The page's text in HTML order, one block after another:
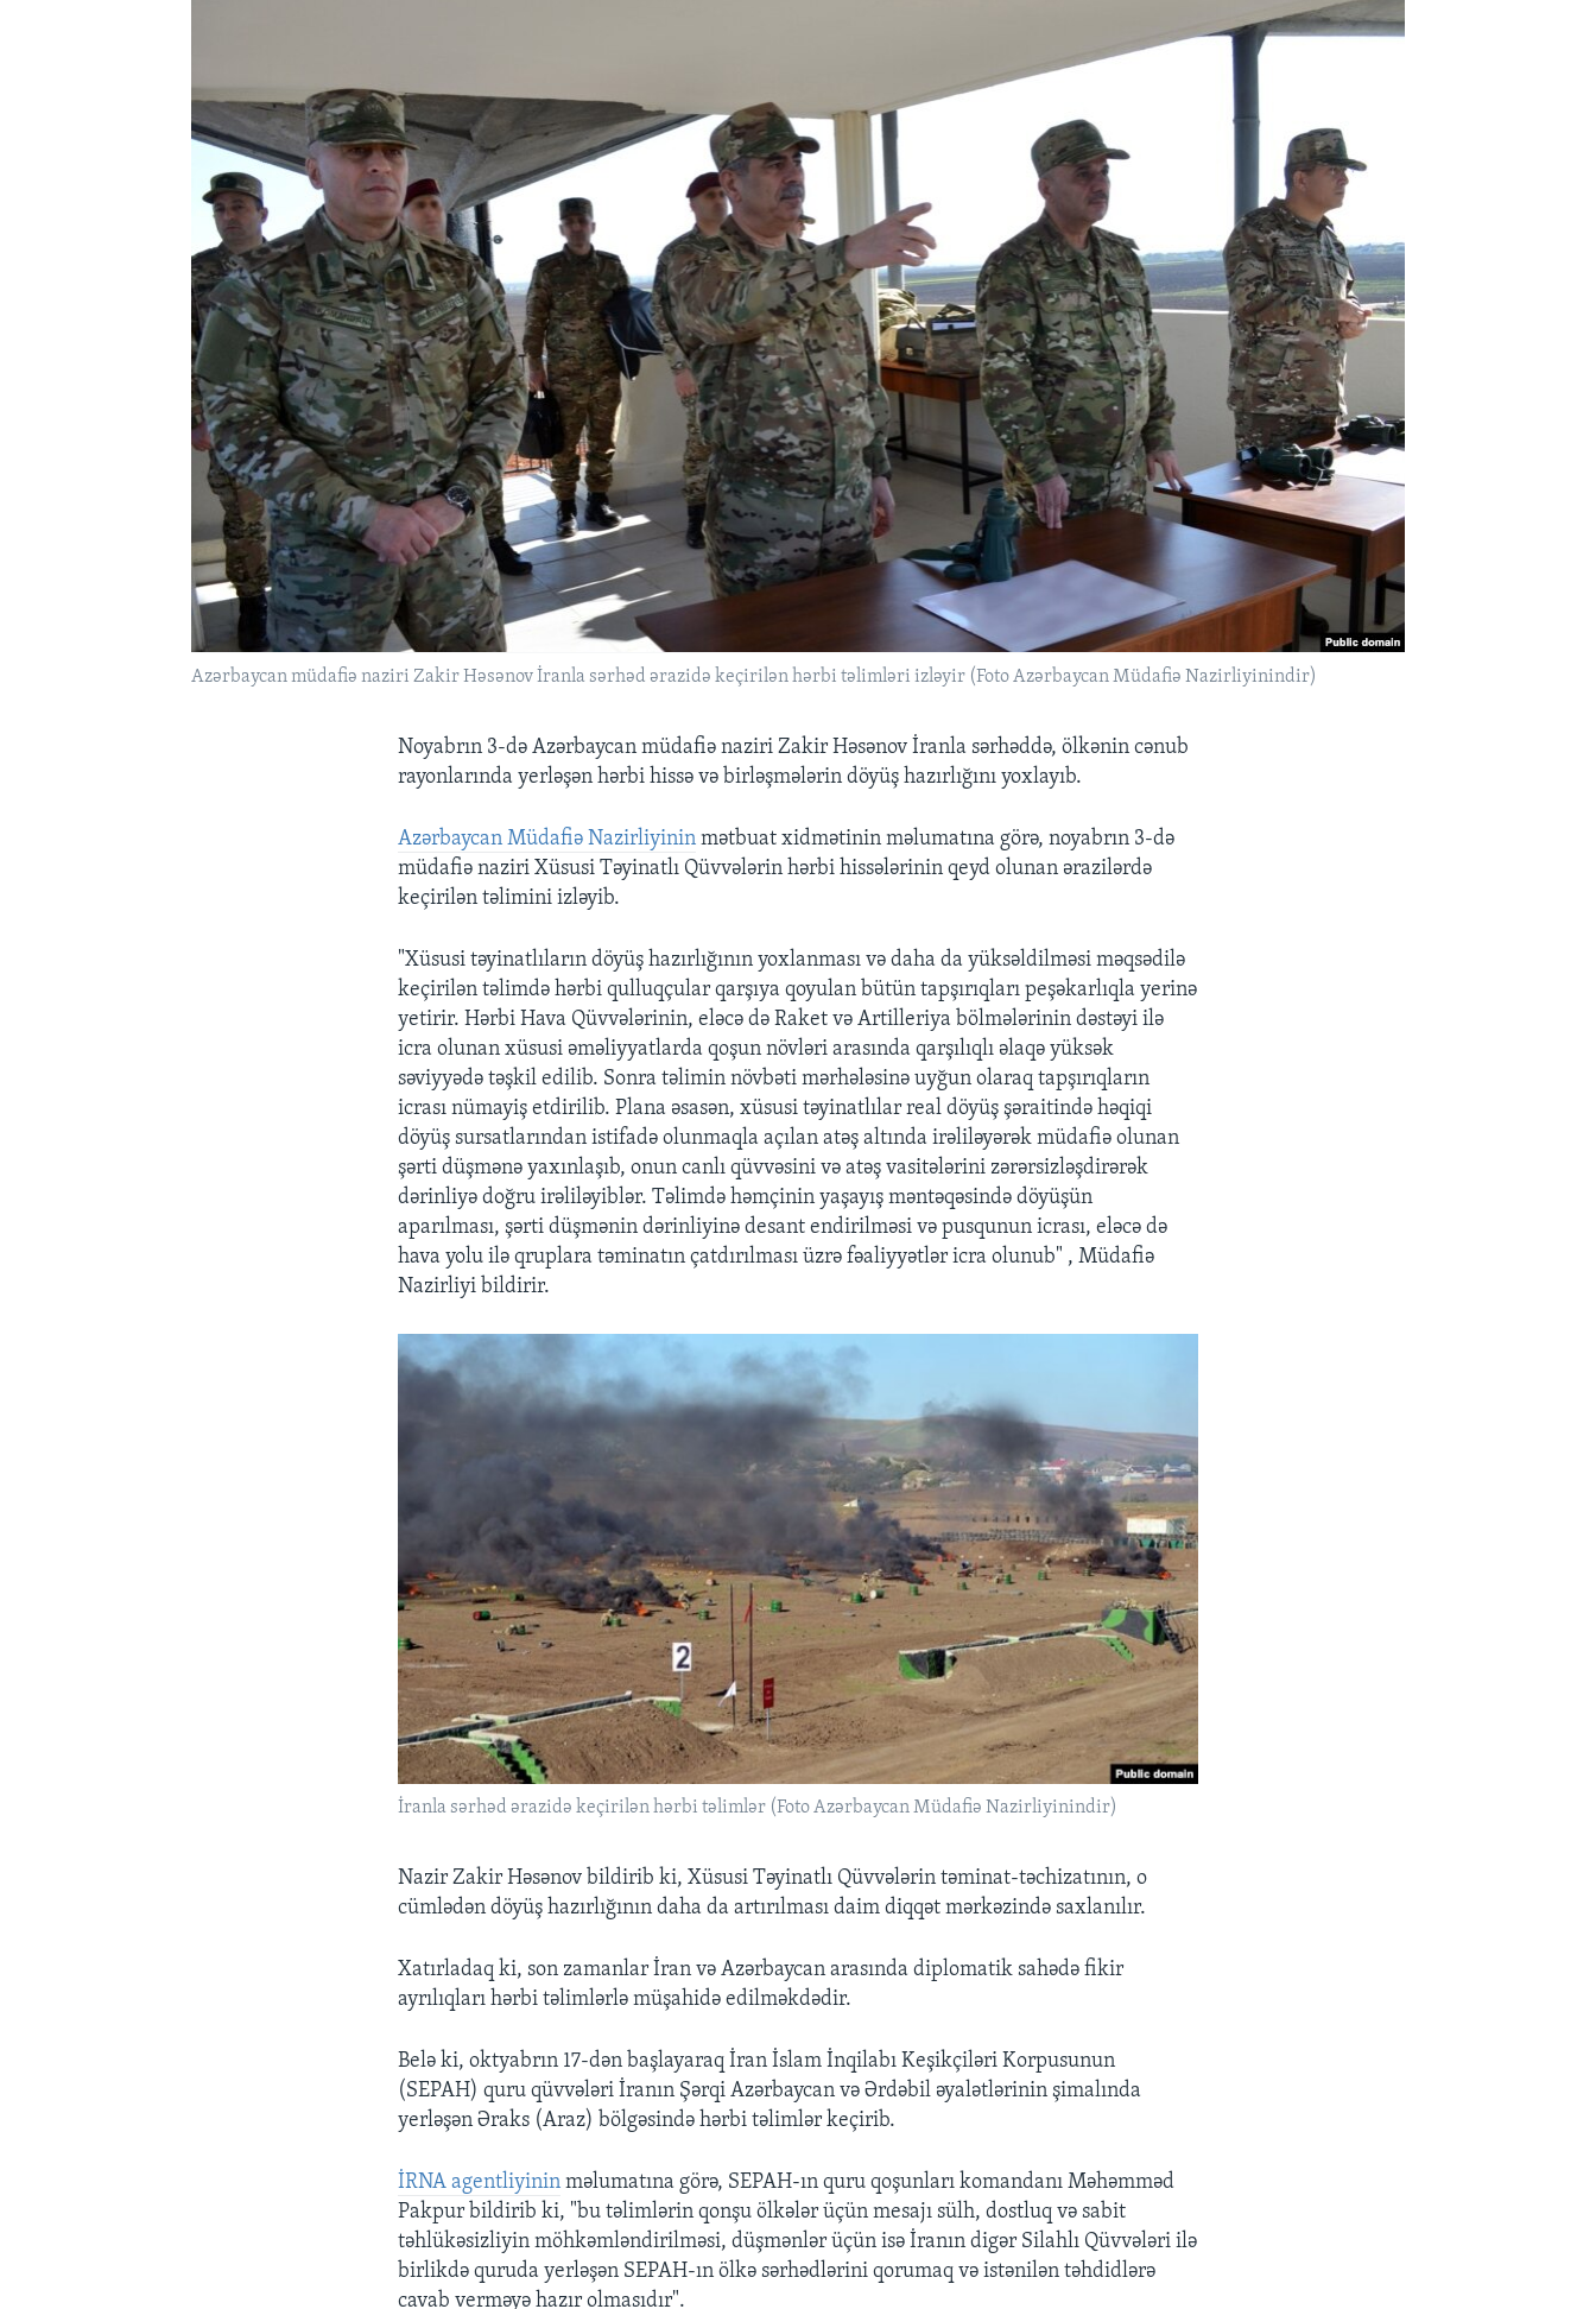
Azərbaycan müdafiə naziri Zakir Həsənov İranla sərhəd ərazidə keçirilən hərbi təlimləri izləyir (Foto Azərbaycan Müdafiə Nazirliyinindir)
Noyabrın 3-də Azərbaycan müdafiə naziri Zakir Həsənov İranla sərhəddə, ölkənin cənub
rayonlarında yerləşən hərbi hissə və birləşmələrin döyüş hazırlığını yoxlayıb.
Azərbaycan Müdafiə Nazirliyinin mətbuat xidmətinin məlumatına görə, noyabrın 3-də
müdafiə naziri Xüsusi Təyinatlı Qüvvələrin hərbi hissələrinin qeyd olunan ərazilərdə
keçirilən təlimini izləyib.
"Xüsusi təyinatlıların döyüş hazırlığının yoxlanması və daha da yüksəldilməsi məqsədilə
keçirilən təlimdə hərbi qulluqçular qarşıya qoyulan bütün tapşırıqları peşəkarlıqla yerinə
yetirir. Hərbi Hava Qüvvələrinin, eləcə də Raket və Artilleriya bölmələrinin dəstəyi ilə
icra olunan xüsusi əməliyyatlarda qoşun növləri arasında qarşılıqlı əlaqə yüksək
səviyyədə təşkil edilib. Sonra təlimin növbəti mərhələsinə uyğun olaraq tapşırıqların
icrası nümayiş etdirilib. Plana əsasən, xüsusi təyinatlılar real döyüş şəraitində həqiqi
döyüş sursatlarından istifadə olunmaqla açılan atəş altında irəliləyərək müdafiə olunan
şərti düşmənə yaxınlaşıb, onun canlı qüvvəsini və atəş vasitələrini zərərsizləşdirərək
dərinliyə doğru irəliləyiblər. Təlimdə həmçinin yaşayış məntəqəsində döyüşün
aparılması, şərti düşmənin dərinliyinə desant endirilməsi və pusqunun icrası, eləcə də
hava yolu ilə qruplara təminatın çatdırılması üzrə fəaliyyətlər icra olunub" , Müdafiə
Nazirliyi bildirir.
İranla sərhəd ərazidə keçirilən hərbi təlimlər (Foto Azərbaycan Müdafiə Nazirliyinindir)
Nazir Zakir Həsənov bildirib ki, Xüsusi Təyinatlı Qüvvələrin təminat-təchizatının, o
cümlədən döyüş hazırlığının daha da artırılması daim diqqət mərkəzində saxlanılır.
Xatırladaq ki, son zamanlar İran və Azərbaycan arasında diplomatik sahədə fikir
ayrılıqları hərbi təlimlərlə müşahidə edilməkdədir.
Belə ki, oktyabrın 17-dən başlayaraq İran İslam İnqilabı Keşikçiləri Korpusunun
(SEPAH) quru qüvvələri İranın Şərqi Azərbaycan və Ərdəbil əyalətlərinin şimalında
yerləşən Əraks (Araz) bölgəsində hərbi təlimlər keçirib.
İRNA agentliyinin məlumatına görə, SEPAH-ın quru qoşunları komandanı Məhəmməd
Pakpur bildirib ki, "bu təlimlərin qonşu ölkələr üçün mesajı sülh, dostluq və sabit
təhlükəsizliyin möhkəmləndirilməsi, düşmənlər üçün isə İranın digər Silahlı Qüvvələri ilə
birlikdə quruda yerləşən SEPAH-ın ölkə sərhədlərini qorumaq və istənilən təhdidlərə
cavab verməyə hazır olmasıdır".